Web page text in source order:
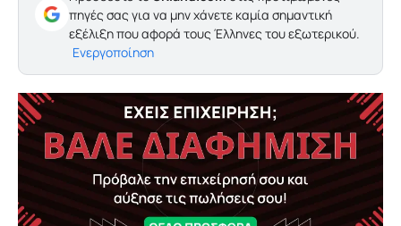
πηγές σας για να μην χάνετε καμία σημαντική
εξέλιξη που αφορά τους Έλληνες του εξωτερικού.
Ενεργοποίηση